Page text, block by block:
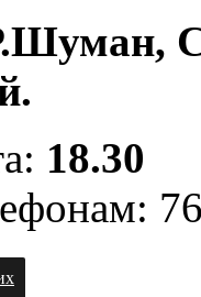
18.30